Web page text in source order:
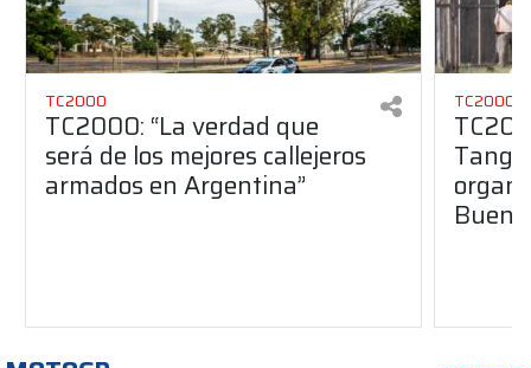
TC2000
TC2000: “La verdad que
será de los mejores callejeros
armados en Argentina”
TC2000